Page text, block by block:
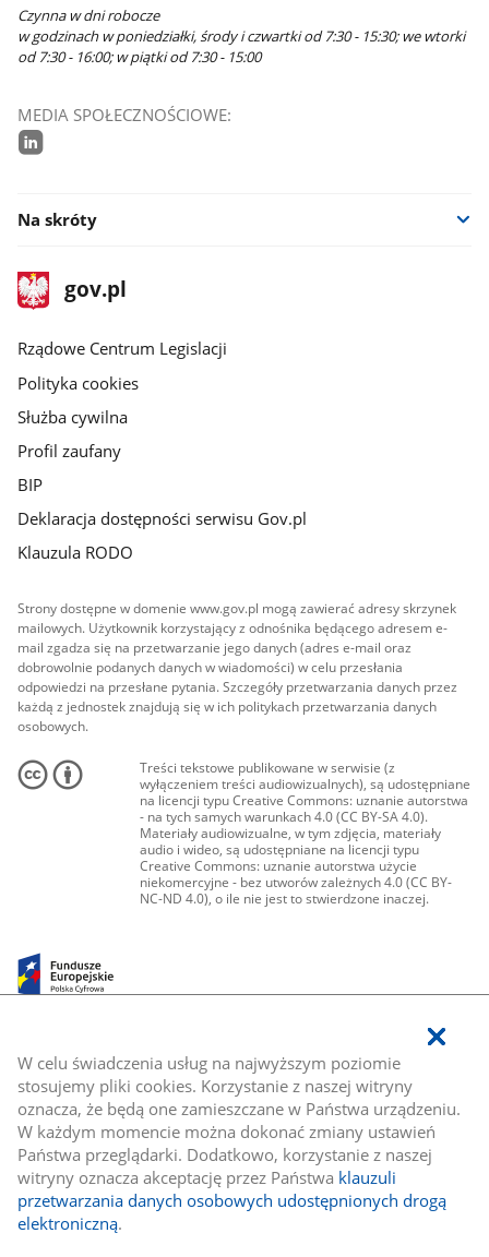
W celu świadczenia usług na najwyższym poziomie
stosujemy pliki cookies. Korzystanie z naszej witryny
oznacza, że będą one zamieszczane w Państwa urządzeniu.
W każdym momencie można dokonać zmiany ustawień
Państwa przeglądarki. Dodatkowo, korzystanie z naszej
witryny oznacza akceptację przez Państwa klauzuli
przetwarzania danych osobowych udostępnionych drogą
elektroniczną.
Czynna w dni robocze
w godzinach w poniedziałki, środy i czwartki od 7:30 - 15:30; we wtorki
od 7:30 - 16:00; w piątki od 7:30 - 15:00
MEDIA SPOŁECZNOŚCIOWE:
Na skróty
stopka
gov.plStrona
gov.pl
Rządowe Centrum Legislacji
Polityka cookies
Służba cywilna
Profil zaufany
BIP
Deklaracja dostępności serwisu Gov.pl
Klauzula RODO
Strony dostępne w domenie www.gov.pl mogą zawierać adresy skrzynek
mailowych. Użytkownik korzystający z odnośnika będącego adresem e-
mail zgadza się na przetwarzanie jego danych (adres e-mail oraz
dobrowolnie podanych danych w wiadomości) w celu przesłania
odpowiedzi na przesłane pytania. Szczegóły przetwarzania danych przez
każdą z jednostek znajdują się w ich politykach przetwarzania danych
osobowych.
Treści tekstowe publikowane w serwisie (z
wyłączeniem treści audiowizualnych), są udostępniane
na licencji typu Creative Commons: uznanie autorstwa
- na tych samych warunkach 4.0 (CC BY-SA 4.0).
Materiały audiowizualne, w tym zdjęcia, materiały
audio i wideo, są udostępniane na licencji typu
Creative Commons: uznanie autorstwa użycie
niekomercyjne - bez utworów zależnych 4.0 (CC BY-
NC-ND 4.0), o ile nie jest to stwierdzone inaczej.